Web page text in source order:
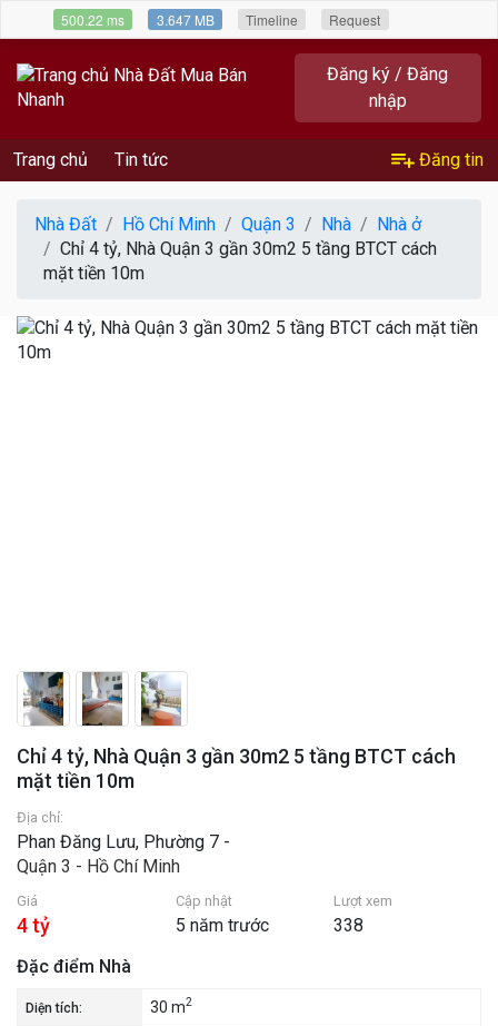
Đăng ký / Đăng
nhập
Trang chủ Tin tức Đăng tin
Nhà Đất Hồ Chí Minh Quận 3 Nhà
Nhà ở
Chỉ 4 tỷ, Nhà Quận 3 gần 30m2 5 tầng BTCT cách
mặt tiền 10m
Chỉ 4 tỷ, Nhà Quận 3 gần 30m2 5 tầng BTCT cách
mặt tiền 10m
Địa chỉ:
Phan Đăng Lưu, Phường 7 -
Quận 3 - Hồ Chí Minh
Giá
4 tỷ
Cập nhật
5 năm trước
Lượt xem
338
Đặc điểm Nhà
Diện tích: 30 m2
500.22 ms 3.647 MB Timeline Request